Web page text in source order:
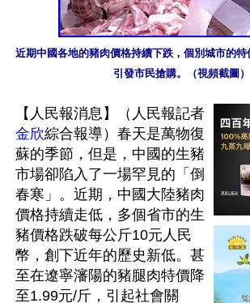
近期中國各地的豬肉價格持續下跌，個別城市的特
引發市民搶購。（視頻截圖）
【人民報消息】（人民報記者
金欣綜合報導）春天是萬物復
蘇的季節，但是，中國的生豬
市場卻陷入了一場罕見的「倒
春寒」。近期，中國大陸豬肉
價格持續走低，多個省市的生
豬價格跌破每公斤10元人民
幣，創下近年的歷史新低。甚
至在遼寧瀋陽的豬腿肉特價降
至1.99元/斤，引起社會關